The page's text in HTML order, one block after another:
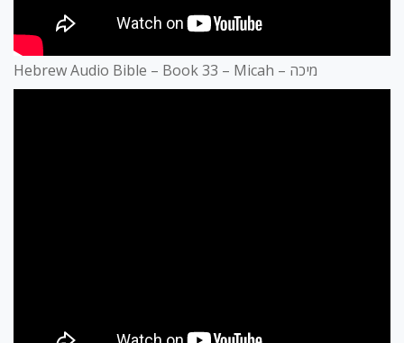
Hebrew Audio Bible – Book 33 – Micah – מיכה